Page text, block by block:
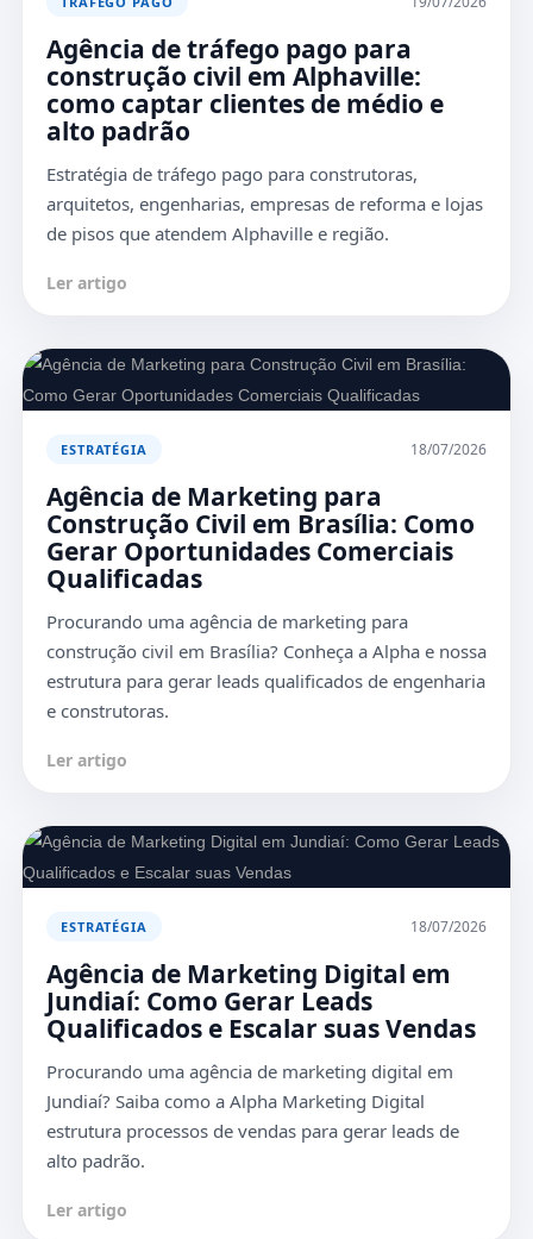
Agência de tráfego pago para
construção civil em Alphaville:
como captar clientes de médio e
alto padrão
Estratégia de tráfego pago para construtoras,
arquitetos, engenharias, empresas de reforma e lojas
de pisos que atendem Alphaville e região.
Ler artigo
ESTRATÉGIA 18/07/2026
Agência de Marketing para
Construção Civil em Brasília: Como
Gerar Oportunidades Comerciais
Qualificadas
Procurando uma agência de marketing para
construção civil em Brasília? Conheça a Alpha e nossa
estrutura para gerar leads qualificados de engenharia
e construtoras.
Ler artigo
ESTRATÉGIA 18/07/2026
Agência de Marketing Digital em
Jundiaí: Como Gerar Leads
Qualificados e Escalar suas Vendas
Procurando uma agência de marketing digital em
Jundiaí? Saiba como a Alpha Marketing Digital
estrutura processos de vendas para gerar leads de
alto padrão.
Ler artigo